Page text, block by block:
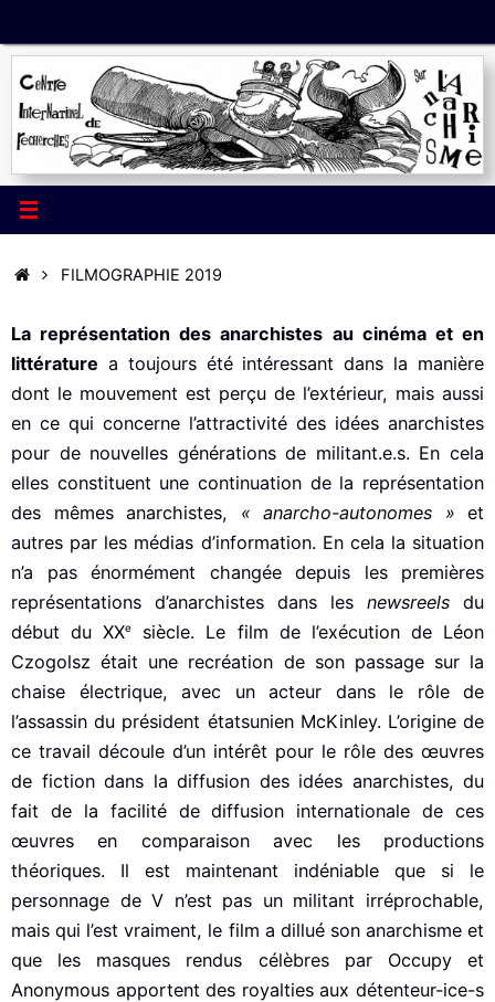
au
contenu
ACCUEIL
FILMOGRAPHIE 2019
La représentation des anarchistes au cinéma et en
littérature a toujours été intéressant dans la manière
dont le mouvement est perçu de l’extérieur, mais aussi
en ce qui concerne l’attractivité des idées anarchistes
pour de nouvelles générations de militant.e.s. En cela
elles constituent une continuation de la représentation
des mêmes anarchistes, « anarcho-autonomes » et
autres par les médias d’information. En cela la situation
n’a pas énormément changée depuis les premières
représentations d’anarchistes dans les newsreels du
début du XXe
siècle. Le film de l’exécution de Léon
Czogolsz était une recréation de son passage sur la
chaise électrique, avec un acteur dans le rôle de
l’assassin du président étatsunien McKinley. L’origine de
ce travail découle d’un intérêt pour le rôle des œuvres
de fiction dans la diffusion des idées anarchistes, du
fait de la facilité de diffusion internationale de ces
œuvres en comparaison avec les productions
théoriques. Il est maintenant indéniable que si le
personnage de V n’est pas un militant irréprochable,
mais qui l’est vraiment, le film a dillué son anarchisme et
que les masques rendus célèbres par Occupy et
Anonymous apportent des royalties aux détenteur-ice-s